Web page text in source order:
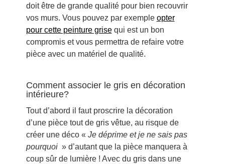
doit être de grande qualité pour bien recouvrir
vos murs. Vous pouvez par exemple opter
pour cette peinture grisequi est un bon
compromis et vous permettra de refaire votre
pièce avec un matériel de qualité.
Comment associer le gris en décoration
intérieure?
Tout d’abord il faut proscrire la décoration
d’une pièce tout de gris vêtue, au risque de
créer une déco « Je déprime et je ne sais pas
pourquoi» d’autant que la pièce manquera à
coup sûr de lumière ! Avec du gris dans une